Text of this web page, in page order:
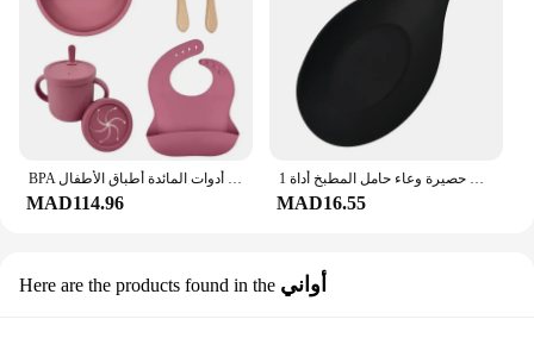
MAD114.96 MAD16.55
Here are the products found in the أواني